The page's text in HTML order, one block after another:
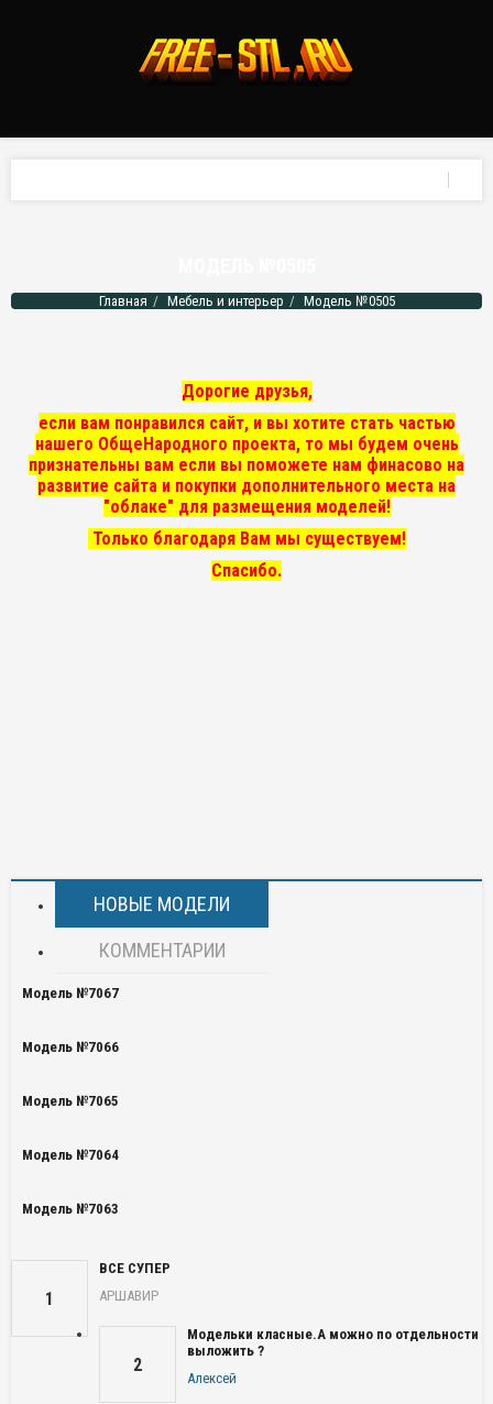
Главная Мебель и интерьер Модель №0505
Дорогие друзья,
если вам понравился сайт, и вы хотите стать частью
нашего ОбщеНародного проекта, то мы будем очень
признательны вам если вы поможете нам финасово на
развитие сайта и покупки дополнительного места на
"облаке" для размещения моделей!
Только благодаря Вам мы существуем!
Спасибо.
НОВЫЕ МОДЕЛИ
КОММЕНТАРИИ
Модель №7067
Модель №7066
Модель №7065
Модель №7064
Модель №7063
1
ВСЕ СУПЕР
АРШАВИР
2
Модельки класные.А можно по отдельности
выложить ?
Алексей